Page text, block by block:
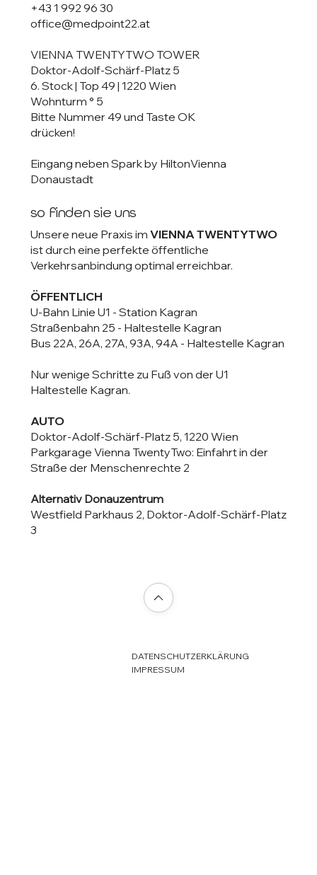
+43 1 992 96 30
office@medpoint22.at
VIENNA TWENTYTWO TOWER
Doktor-Adolf-Schärf-Platz 5
6. Stock | Top 49 | 1220 Wien
Wohnturm ° 5
Bitte Nummer 49 und Taste OK
drücken!
Eingang neben Spark by HiltonVienna
Donaustadt
so finden sie uns
Unsere neue Praxis im VIENNA TWENTYTWO
ist durch eine perfekte öffentliche
Verkehrsanbindung optimal erreichbar.
ÖFFENTLICH
U-Bahn Linie U1 - Station Kagran
Straßenbahn 25 - Haltestelle Kagran
Bus 22A, 26A, 27A, 93A, 94A - Haltestelle Kagran
Nur wenige Schritte zu Fuß von der U1
Haltestelle Kagran.
AUTO
Doktor-Adolf-Schärf-Platz 5, 1220 Wien
Parkgarage Vienna TwentyTwo: Einfahrt in der
Straße der Menschenrechte 2
Alternativ Donauzentrum
Westfield Parkhaus 2, Doktor-Adolf-Schärf-Platz
3
DATENSCHUTZERKLÄRUNG
IMPRESSUM